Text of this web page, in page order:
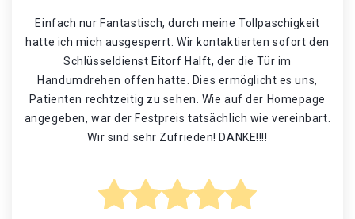
Einfach nur Fantastisch, durch meine Tollpaschigkeit
hatte ich mich ausgesperrt. Wir kontaktierten sofort den
Schlüsseldienst Eitorf Halft, der die Tür im
Handumdrehen offen hatte. Dies ermöglicht es uns,
Patienten rechtzeitig zu sehen. Wie auf der Homepage
angegeben, war der Festpreis tatsächlich wie vereinbart.
Wir sind sehr Zufrieden! DANKE!!!!